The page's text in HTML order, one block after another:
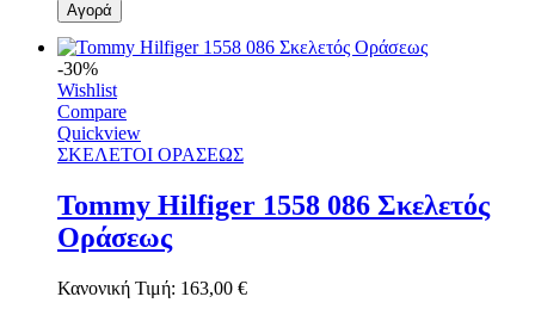
Αγορά
-30%
Wishlist
Compare
Quickview
ΣΚΕΛΕΤΟΙ ΟΡΑΣΕΩΣ
Tommy Hilfiger 1558 086 Σκελετός
Οράσεως
Κανονική Τιμή: 163,00 €